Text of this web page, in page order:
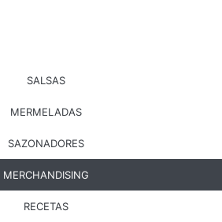
SALSAS
MERMELADAS
SAZONADORES
MERCHANDISING
RECETAS